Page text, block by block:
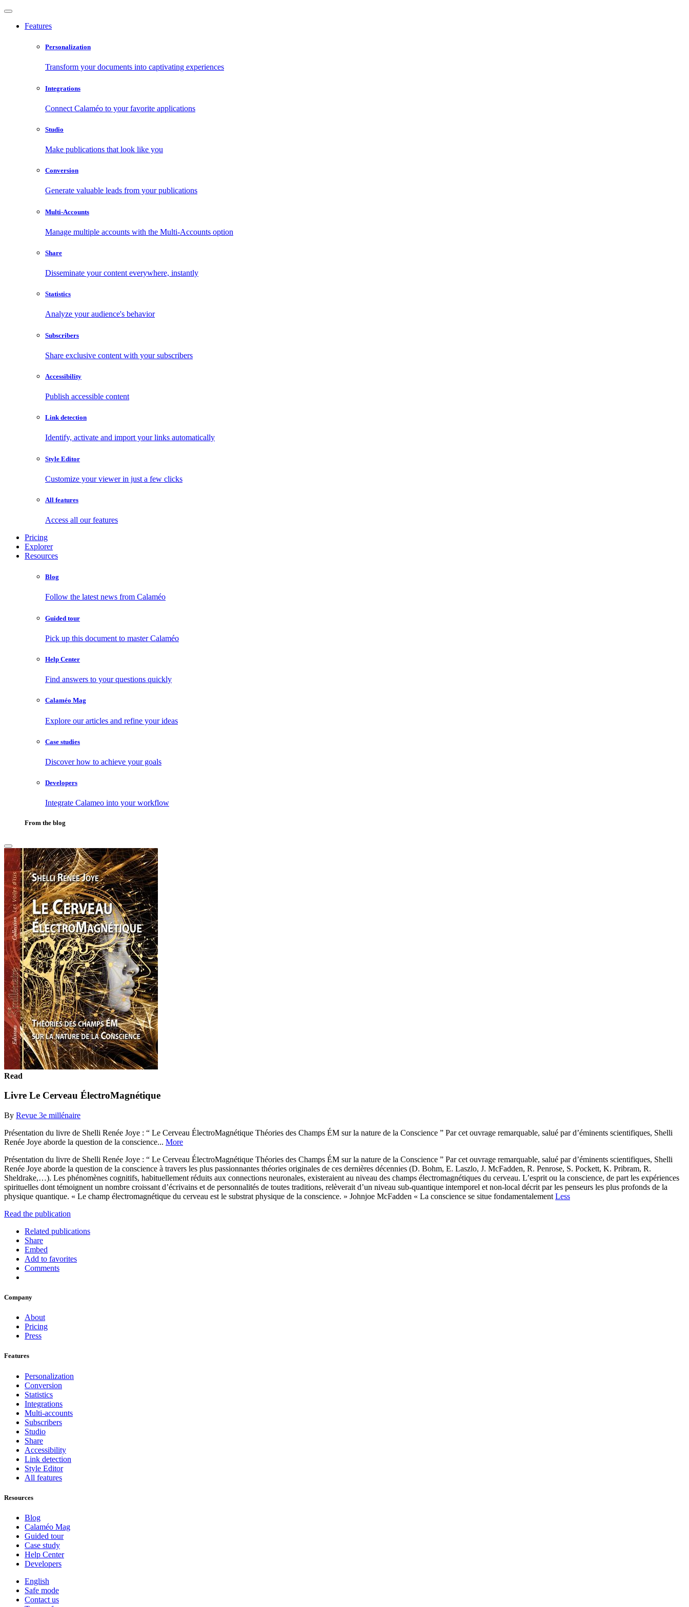
Features
Personalization
Transform your documents into captivating experiences
Integrations
Connect Calaméo to your favorite applications
Studio
Make publications that look like you
Conversion
Generate valuable leads from your publications
Multi-Accounts
Manage multiple accounts with the Multi-Accounts option
Share
Disseminate your content everywhere, instantly
Statistics
Analyze your audience's behavior
Subscribers
Share exclusive content with your subscribers
Accessibility
Publish accessible content
Link detection
Identify, activate and import your links automatically
Style Editor
Customize your viewer in just a few clicks
All features
Access all our features
Pricing
Explorer
Resources
Blog
Follow the latest news from Calaméo
Guided tour
Pick up this document to master Calaméo
Help Center
Find answers to your questions quickly
Calaméo Mag
Explore our articles and refine your ideas
Case studies
Discover how to achieve your goals
Developers
Integrate Calameo into your workflow
From the blog
Read
Livre Le Cerveau ÉlectroMagnétique
By Revue 3e millénaire
Présentation du livre de Shelli Renée Joye : “ Le Cerveau ÉlectroMagnétique Théories des Champs ÉM sur la nature de la Conscience ” Par cet ouvrage remarquable, salué par d’éminents scientifiques, Shelli
Renée Joye aborde la question de la conscience... More
Présentation du livre de Shelli Renée Joye : “ Le Cerveau ÉlectroMagnétique Théories des Champs ÉM sur la nature de la Conscience ” Par cet ouvrage remarquable, salué par d’éminents scientifiques, Shelli
Renée Joye aborde la question de la conscience à travers les plus passionnantes théories originales de ces dernières décennies (D. Bohm, E. Laszlo, J. McFadden, R. Penrose, S. Pockett, K. Pribram, R.
Sheldrake,…). Les phénomènes cognitifs, habituellement réduits aux connections neuronales, existeraient au niveau des champs électromagnétiques du cerveau. L’esprit ou la conscience, de part les expériences
spirituelles dont témoignent un nombre croissant d’écrivains et de personnalités de toutes traditions, relèverait d’un niveau sub-quantique intemporel et non-local décrit par les penseurs les plus profonds de la
physique quantique. « Le champ électromagnétique du cerveau est le substrat physique de la conscience. » Johnjoe McFadden « La conscience se situe fondamentalement Less
Read the publication
Related publications
Share
Embed
Add to favorites
Comments
Company
About
Pricing
Press
Features
Personalization
Conversion
Statistics
Integrations
Multi-accounts
Subscribers
Studio
Share
Accessibility
Link detection
Style Editor
All features
Resources
Blog
Calaméo Mag
Guided tour
Case study
Help Center
Developers
English
Safe mode
Contact us